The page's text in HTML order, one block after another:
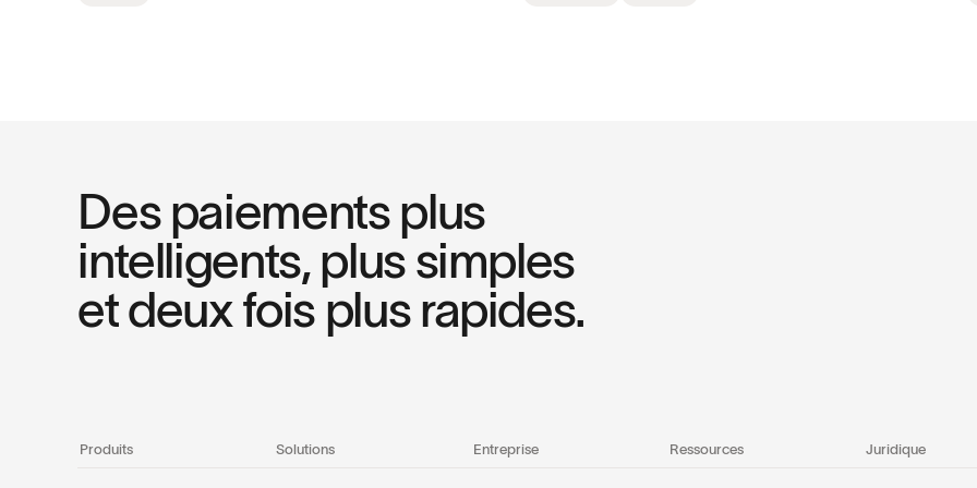
Des paiements plus
intelligents, plus simples
et deux fois plus rapides.
Produits Solutions Entreprise Ressources Juridique